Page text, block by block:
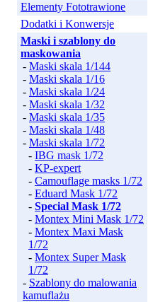
Elementy Fototrawione
Dodatki i Konwersje
Maski i szablony do
maskowania
- Maski skala 1/144
- Maski skala 1/16
- Maski skala 1/24
- Maski skala 1/32
- Maski skala 1/35
- Maski skala 1/48
- Maski skala 1/72
- IBG mask 1/72
- KP-expert
- Camouflage masks 1/72
- Eduard Mask 1/72
- Special Mask 1/72
- Montex Mini Mask 1/72
- Montex Maxi Mask
1/72
- Montex Super Mask
1/72
- Szablony do malowania
kamuflażu